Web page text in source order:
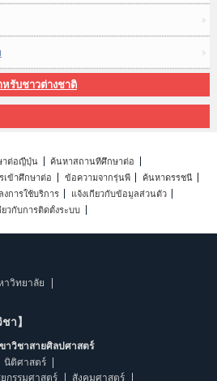
รับชาวต่างชาติ
าต่อญี่ปุ่น
ค้นหาสถานที่ศึกษาต่อ
เข้าศึกษาต่อ
ข้อความจากรุ่นพี่
ค้นหาดรรชนี
การใช้บริการ
แจ้งเกี่ยวกับข้อมูลส่วนตัว
ยวกับการติดตั้งระบบ
าวิทยาลัย
า】
าวิชาสายศิลปศาสตร์
นิติศาสตร์
กรรมศาสตร์
สังคมศาสตร์